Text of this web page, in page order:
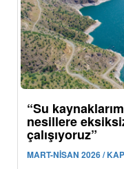
“Su
nesillere
çalışıyoruz”
MART-NİSAN 2026 /